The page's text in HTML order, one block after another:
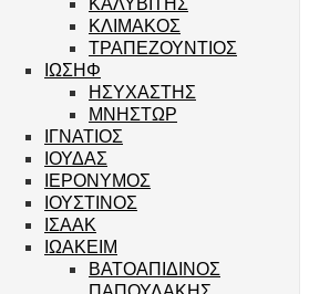
ΚΛΙΜΑΚΟΣ
ΤΡΑΠΕΖΟΥΝΤΙΟΣ
ΙΩΣΗΦ
ΗΣΥΧΑΣΤΗΣ
ΜΝΗΣΤΩΡ
ΙΓΝΑΤΙΟΣ
ΙΟΥΔΑΣ
ΙΕΡΟΝΥΜΟΣ
ΙΟΥΣΤΙΝΟΣ
ΙΣΑΑΚ
ΙΩΑΚΕΙΜ
ΒΑΤΟΑΠΙΔΙΝΟΣ
ΠΑΠΟΥΛΑΚΗΣ